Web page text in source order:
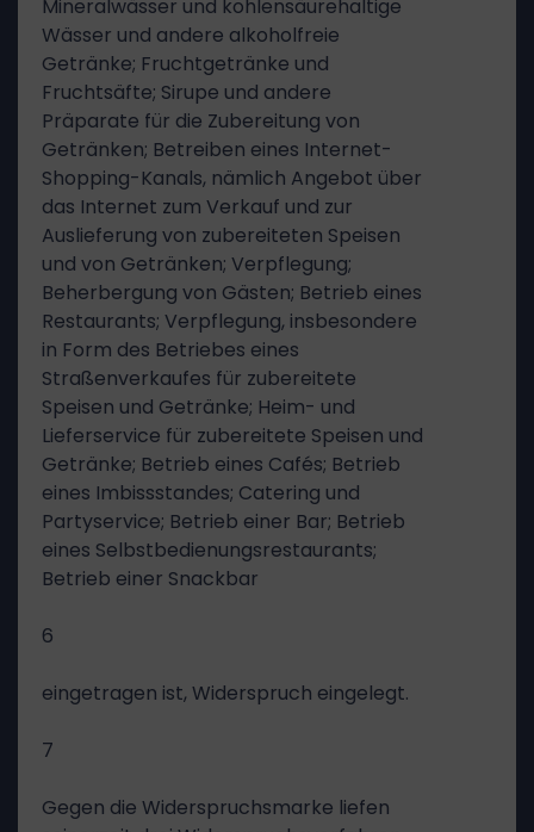
Mineralwässer und kohlensäurehaltige
Wässer und andere alkoholfreie
Getränke; Fruchtgetränke und
Fruchtsäfte; Sirupe und andere
Präparate für die Zubereitung von
Getränken; Betreiben eines Internet-
Shopping-Kanals, nämlich Angebot über
das Internet zum Verkauf und zur
Auslieferung von zubereiteten Speisen
und von Getränken; Verpflegung;
Beherbergung von Gästen; Betrieb eines
Restaurants; Verpflegung, insbesondere
in Form des Betriebes eines
Straßenverkaufes für zubereitete
Speisen und Getränke; Heim- und
Lieferservice für zubereitete Speisen und
Getränke; Betrieb eines Cafés; Betrieb
eines Imbissstandes; Catering und
Partyservice; Betrieb einer Bar; Betrieb
eines Selbstbedienungsrestaurants;
Betrieb einer Snackbar
6
eingetragen ist, Widerspruch eingelegt.
7
Gegen die Widerspruchsmarke liefen